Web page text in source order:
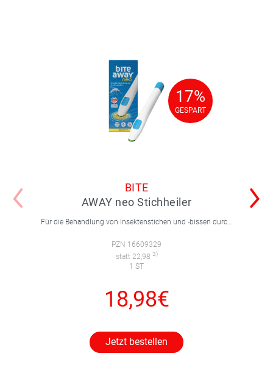
17%
GESPART
17%
GESPART
BITE
AWAY neo Stichheiler
Für die Behandlung von Insektenstichen und -bissen durch einen Wärmeimpuls.
PZN 16609329
statt 22,98 3)
1 ST
18,98€
Jetzt bestellen